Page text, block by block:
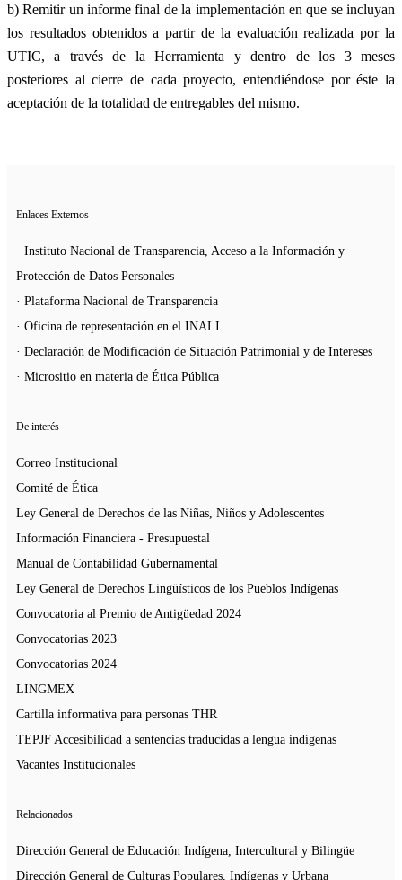
b) Remitir un informe final de la implementación en que se incluyan
los resultados obtenidos a partir de la evaluación realizada por la
UTIC, a través de la Herramienta y dentro de los 3 meses
posteriores al cierre de cada proyecto, entendiéndose por éste la
aceptación de la totalidad de entregables del mismo.
Enlaces Externos
· Instituto Nacional de Transparencia, Acceso a la Información y
Protección de Datos Personales
· Plataforma Nacional de Transparencia
· Oficina de representación en el INALI
· Declaración de Modificación de Situación Patrimonial y de Intereses
· Micrositio en materia de Ética Pública
De interés
Correo Institucional
Comité de Ética
Ley General de Derechos de las Niñas, Niños y Adolescentes
Información Financiera - Presupuestal
Manual de Contabilidad Gubernamental
Ley General de Derechos Lingüísticos de los Pueblos Indígenas
Convocatoria al Premio de Antigüedad 2024
Convocatorias 2023
Convocatorias 2024
LINGMEX
Cartilla informativa para personas THR
TEPJF Accesibilidad a sentencias traducidas a lengua indígenas
Vacantes Institucionales
Relacionados
Dirección General de Educación Indígena, Intercultural y Bilingüe
Dirección General de Culturas Populares, Indígenas y Urbana